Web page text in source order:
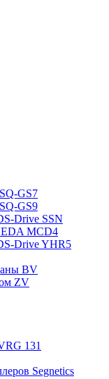
GS7
GS9
Drive SSN
MCD4
Drive YHR5
BV
ZV
131
Segnetics